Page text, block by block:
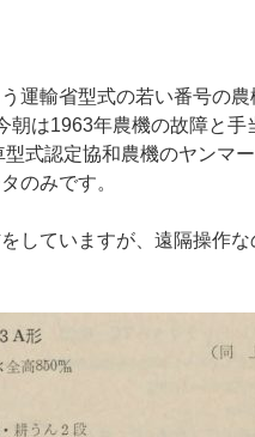
運輸省型式の若い番号の
朝は1963年農機の故障と手
式認定協和農機のヤンマー
のみです。
していますが、遠隔操作な